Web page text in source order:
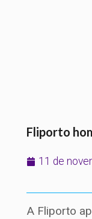
Fliporto
11 de
A Fliporto